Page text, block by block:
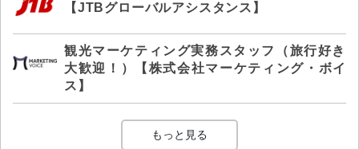
【JTBグローバルアシスタンス】
観光マーケティング実務スタッフ（旅行好き
大歓迎！）【株式会社マーケティング・ボイ
ス】
もっと見る